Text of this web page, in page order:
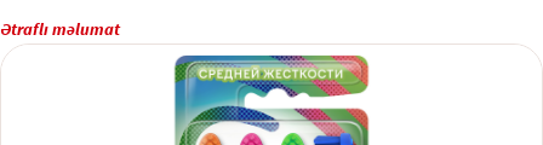
fırçası ilə müqayisədə) - Yanaq və Dil Təmizləyicisi fırçalama zamanı bütün
ağzınızı təmizləyir, dişlərdən, yanaqlardan və diş ətlərindən bakteriyaları
təmizləyir - Dəqiq manevr üçün rahat, erqonomik tutacaq Stomatoloqlar
və gigiyeniklər diş fırçanızı hər 3 aydan bir dəyişdirməyi məsləhət görürlər.
Ətraflı məlumat